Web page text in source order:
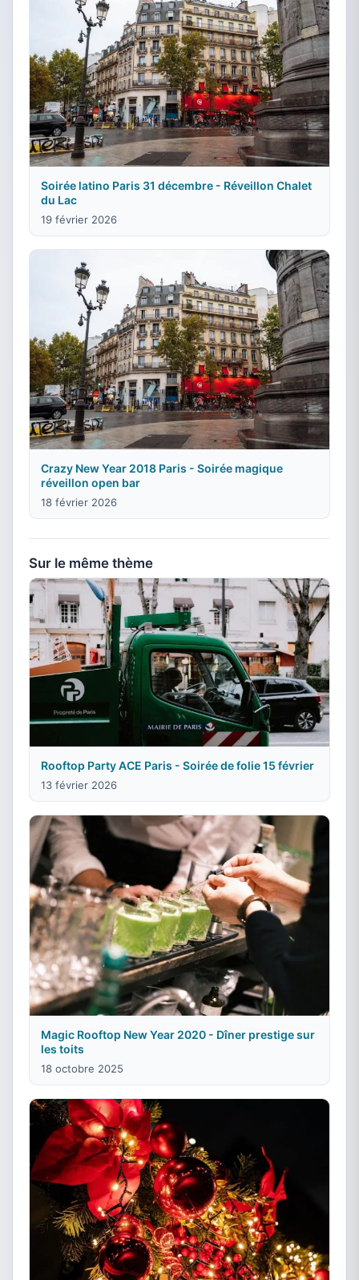
Soirée latino Paris 31 décembre - Réveillon Chalet
du Lac
19 février 2026
Crazy New Year 2018 Paris - Soirée magique
réveillon open bar
18 février 2026
Sur le même thème
Rooftop Party ACE Paris - Soirée de folie 15 février
13 février 2026
Magic Rooftop New Year 2020 - Dîner prestige sur
les toits
18 octobre 2025